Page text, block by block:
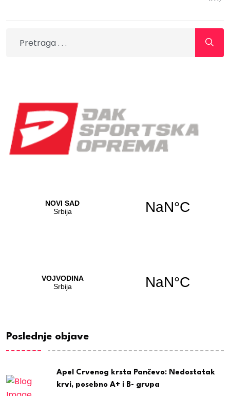
Poslednje objave
Apel Crvenog krsta Pančevo: Nedostatak
krvi, posebno A+ i B- grupa